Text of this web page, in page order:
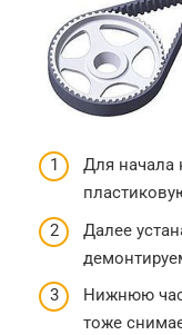
Для начала
Далее
Нижнюю
тоже